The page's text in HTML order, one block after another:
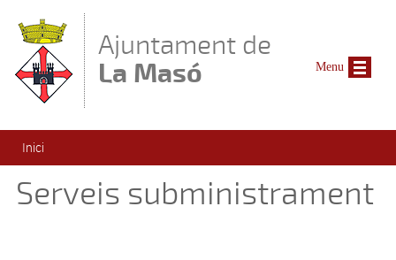
Ajuntament de
La Masó
Esteu aquí
Inici
Serveis subministrament
Menu